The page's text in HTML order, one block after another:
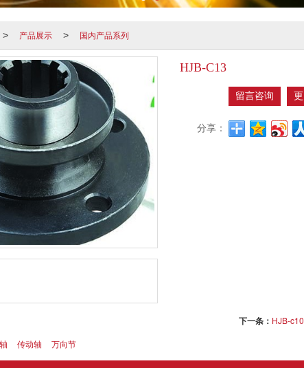
> 产品展示 > 国内产品系列
HJB-C13
留言咨询
分享：
下一条： HJB-c10
传动轴 万向节